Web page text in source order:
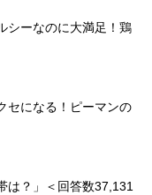
シーなのに大満足！鶏
セになる！ピーマンの
は？」＜回答数37,131